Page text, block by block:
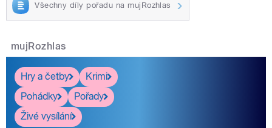
Všechny díly pořadu na mujRozhlas
mujRozhlas
Hry a četby
Krimi
Pohádky
Pořady
Živé vysílání